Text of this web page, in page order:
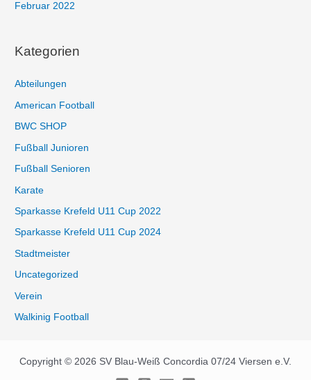
Februar 2022
Kategorien
Abteilungen
American Football
BWC SHOP
Fußball Junioren
Fußball Senioren
Karate
Sparkasse Krefeld U11 Cup 2022
Sparkasse Krefeld U11 Cup 2024
Stadtmeister
Uncategorized
Verein
Walkinig Football
Copyright © 2026 SV Blau-Weiß Concordia 07/24 Viersen e.V.